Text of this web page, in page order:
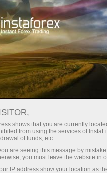
Трейдерам Форекс
начинающих
shows that you are currently
from using the services of
of funds, etc.
are seeing this message by
you must leave the website in
IP address show your location as